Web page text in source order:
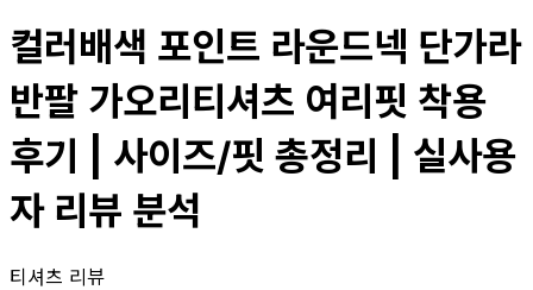
컬러배색 포인트 라운드넥 단가라
반팔 가오리티셔츠 여리핏 착용
후기 | 사이즈/핏 총정리 | 실사용
자 리뷰 분석
티셔츠 리뷰